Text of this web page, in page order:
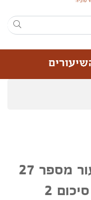
מהלך האידאות , ,שיעור מספר 27
2